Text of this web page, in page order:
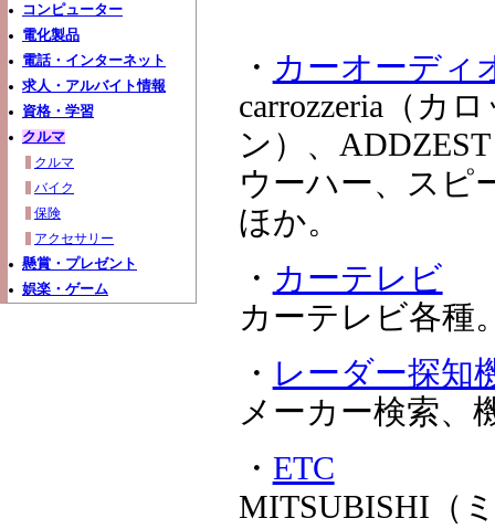
コンピューター
電化製品
電話・インターネット
求人・アルバイト情報
資格・学習
クルマ
クルマ
バイク
保険
アクセサリー
懸賞・プレゼント
娯楽・ゲーム
・ カーオーディ
carrozzeria（カ
ン）、
ウーハー、スピ
ほか。
・ カーテレビ
カーテレビ各種
・ レーダー探知
メーカー検索、
・ ETC
MITSUBISHI（